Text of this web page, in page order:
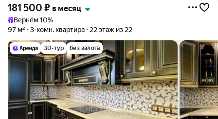
181 500 ₽ в месяц
Вернём 10%
97 м²
3-комн. квартира 22 этаж из 22
3D-тур без залога